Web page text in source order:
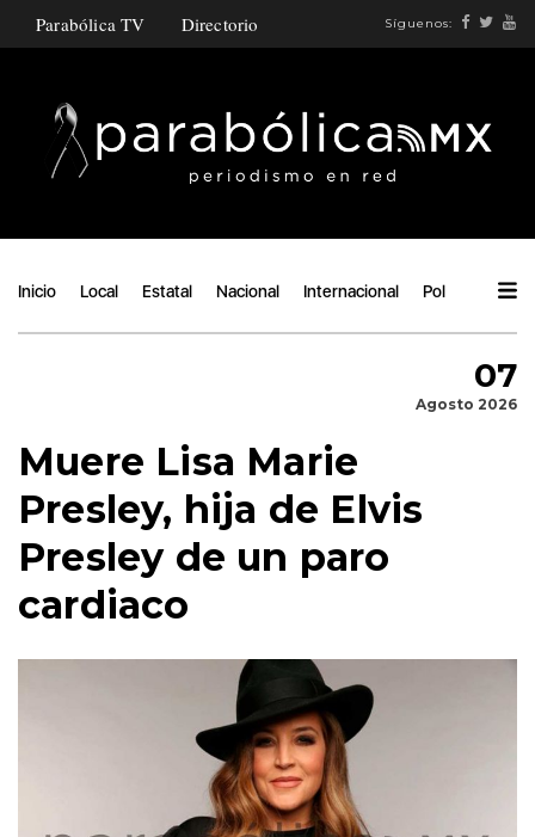
Parabólica TV Directorio Síguenos:
Inicio Local Estatal Nacional Internacional Política
07
Agosto 2026
Muere Lisa Marie
Presley, hija de Elvis
Presley de un paro
cardiaco